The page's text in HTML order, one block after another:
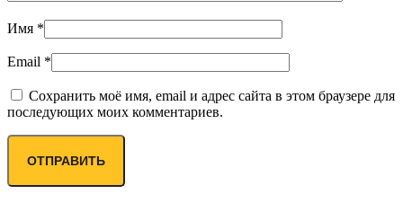
Имя *
Email *
Сохранить моё имя, email и адрес сайта в этом браузере для
последующих моих комментариев.